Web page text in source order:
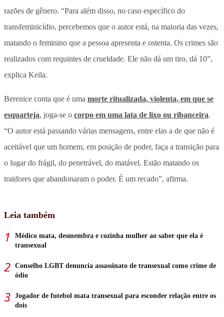
razões de gênero. “Para além disso, no caso específico do
transfeminicídio, percebemos que o autor está, na maioria das vezes,
matando o feminino que a pessoa apresenta e ostenta. Os crimes são
realizados com requintes de crueldade. Ele não dá um tiro, dá 10”,
explica Keila.
Berenice conta que é uma morte ritualizada, violenta, em que se
esquarteja, joga-se o corpo em uma lata de lixo ou ribanceira.
“O autor está passando várias mensagens, entre elas a de que não é
aceitável que um homem, em posição de poder, faça a transição para
o lugar do frágil, do penetrável, do matável. Estão matando os
traidores que abandonaram o poder. É um recado”, afirma.
Leia também
Médico mata, desmembra e cozinha mulher ao saber que ela é
transexual
Conselho LGBT denuncia assassinato de transexual como crime de
ódio
Jogador de futebol mata transexual para esconder relação entre os
dois